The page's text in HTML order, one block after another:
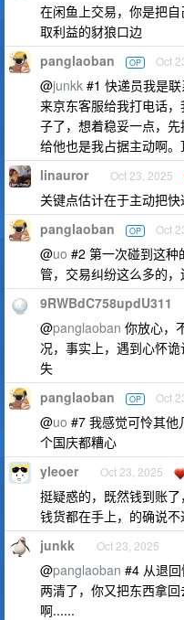
在闲鱼上交易，你是把
取利益的豺狼口边
panglaoban OP Oct
@junkk #1 快递员我是
来京东客服给我打电话
子了，想着稳妥一点，
给他也是我占据主动啊
linauror Oct 23, 2025
关键点估计在于主动把快
panglaoban OP Oct
@uo #2 第一次碰到这种
管，交易纠纷这么多的
9RWBdC758updU311
@panglaoban 你放心，
况，事实上，遇到心怀
失
panglaoban OP Oct
@uo #7 我感觉可怜其他
个国庆都糟心
yleoer Oct 23, 2025
挺疑惑的，既然钱到账
钱货都在手上，的确说不
junkk Oct 23, 2025
@panglaoban #4 从退
两清了，你又把东西拿
啊......